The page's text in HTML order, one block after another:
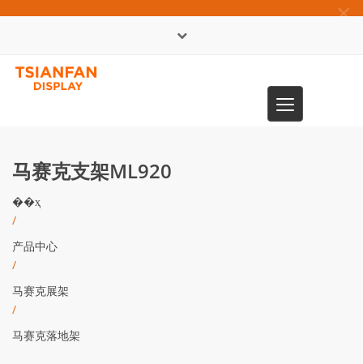
×
Toggle
navigation
马赛克支架ML920
��ҳ
/
产品中心
/
马赛克展架
/
马赛克落地架